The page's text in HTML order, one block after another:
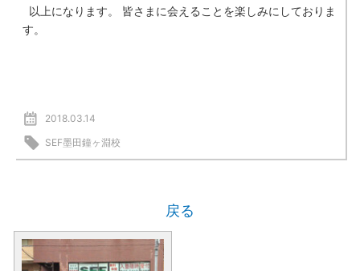
以上になります。
皆さまに会えることを楽しみにしておりま
す。
2018.03.14
SEF墨田鐘ヶ淵校
戻る